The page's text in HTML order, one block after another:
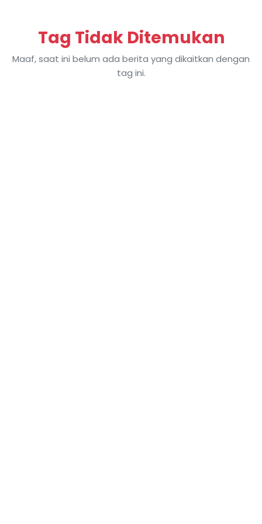
Tag Tidak Ditemukan
Maaf, saat ini belum ada berita yang dikaitkan dengan
tag ini.